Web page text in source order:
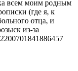
всем моим родным
(где я, к
отца, и
из-за
2200701841886457